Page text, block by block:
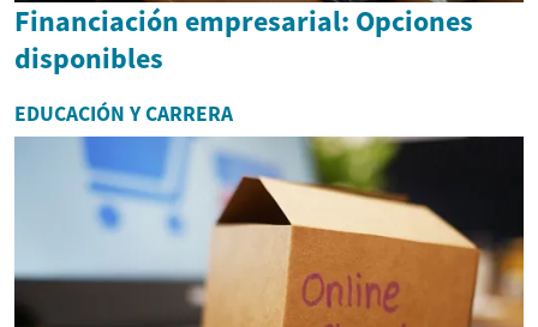
Financiación empresarial: Opciones
disponibles
EDUCACIÓN Y CARRERA